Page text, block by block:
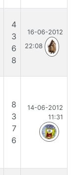
4
3
6
8
16-06-2012
22:08
8
3
7
6
14-06-2012
11:31